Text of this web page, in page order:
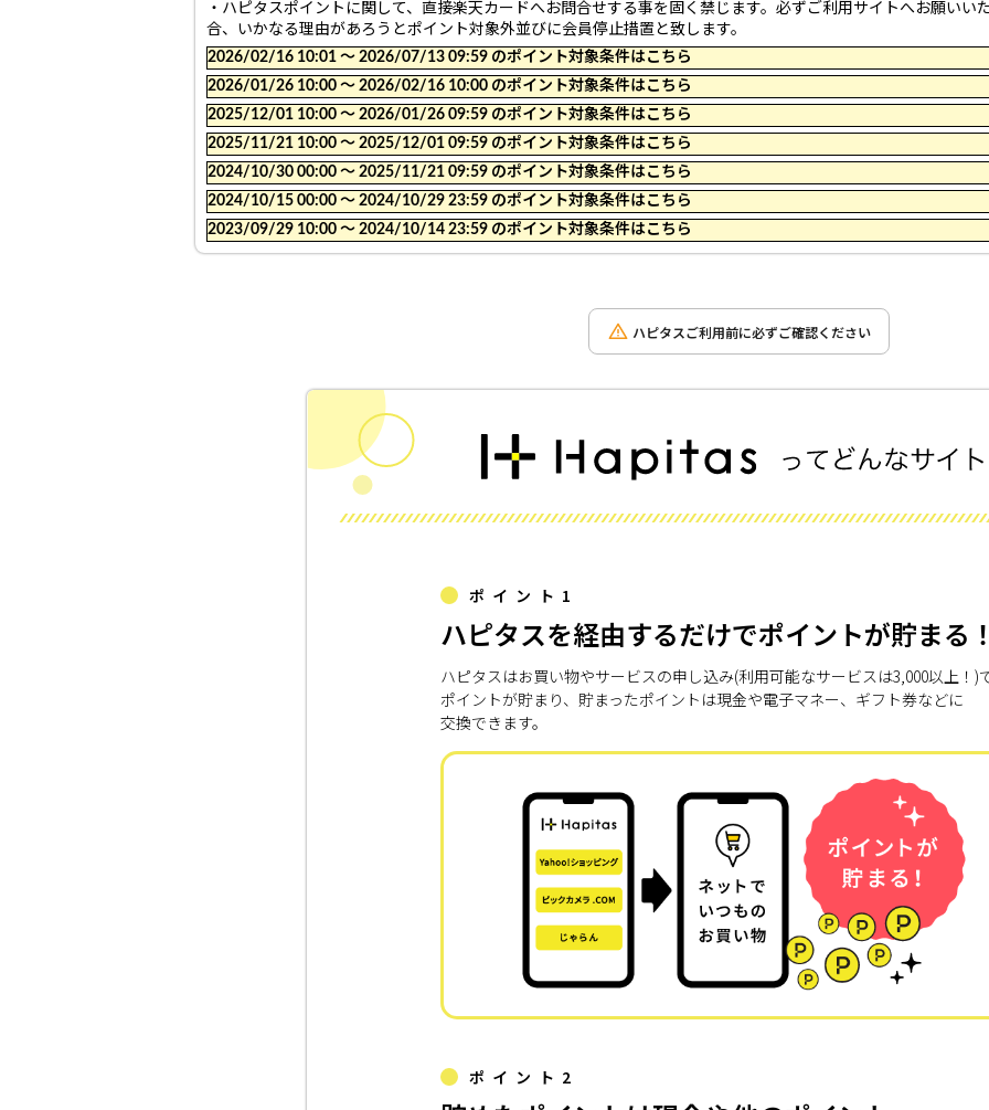
・ハピタスポイントに関して、直接楽天カードへお問合せする事を固く禁じます。必ずご利用サイトへお願いい
合、いかなる理由があろうとポイント対象外並びに会員停止措置と致します。
2026/02/16 10:01 〜 2026/07/13 09:59 のポイント対象条件はこちら
2026/01/26 10:00 〜 2026/02/16 10:00 のポイント対象条件はこちら
2025/12/01 10:00 〜 2026/01/26 09:59 のポイント対象条件はこちら
2025/11/21 10:00 〜 2025/12/01 09:59 のポイント対象条件はこちら
2024/10/30 00:00 〜 2025/11/21 09:59 のポイント対象条件はこちら
2024/10/15 00:00 〜 2024/10/29 23:59 のポイント対象条件はこちら
2023/09/29 10:00 〜 2024/10/14 23:59 のポイント対象条件はこちら
ハピタスご利用前に必ずご確認ください
ポイント1
ハピタスを経由するだけでポイントが貯まる
ハピタスはお買い物やサービスの申し込み(利用可能なサービスは3,000以上！)
ポイントが貯まり、貯まったポイントは現金や電子マネー、ギフト券などに
交換できます。
ポイント2